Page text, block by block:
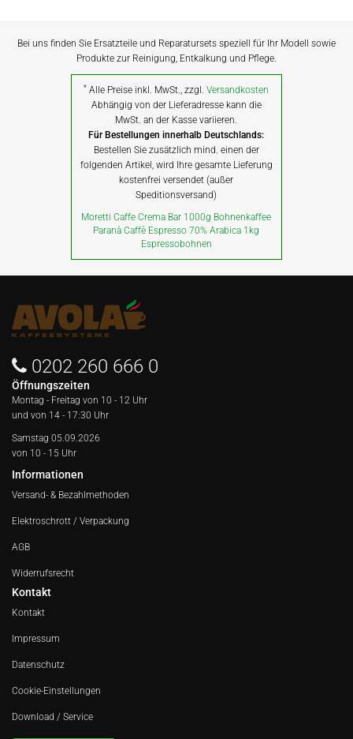
Bei uns finden Sie Ersatzteile und Reparatursets speziell für Ihr Modell sowie
Produkte zur Reinigung, Entkalkung und Pflege.
* Alle Preise inkl. MwSt., zzgl.Versandkosten
Abhängig von der Lieferadresse kann die
MwSt. an der Kasse variieren.
Für Bestellungen innerhalb Deutschlands:
Bestellen Sie zusätzlich mind. einen der
folgenden Artikel, wird Ihre gesamte Lieferung
kostenfrei versendet (außer
Speditionsversand)
Moretti Caffe Crema Bar 1000g Bohnenkaffee
Paranà Caffè Espresso 70% Arabica 1kg
Espressobohnen
0202 260 666 0
Öffnungszeiten
Montag - Freitag von 10 - 12 Uhr
und von 14 - 17:30 Uhr
Samstag 05.09.2026
von 10 - 15 Uhr
Informationen
Versand- & Bezahlmethoden
Elektroschrott / Verpackung
AGB
Widerrufsrecht
Kontakt
Kontakt
Impressum
Datenschutz
Cookie-Einstellungen
Download / Service